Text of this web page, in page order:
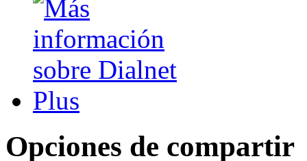
Opciones de compartir